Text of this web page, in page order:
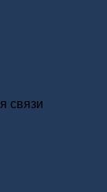
связи